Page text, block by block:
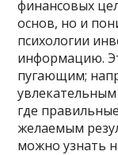
финансовых
основ, но и
психологии
информацию.
пугающим;
где
желаемым
можно узнать